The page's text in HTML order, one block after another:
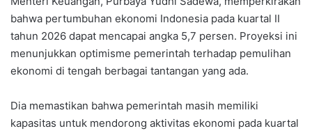
bahwa pertumbuhan ekonomi Indonesia pada kuartal II
tahun 2026 dapat mencapai angka 5,7 persen. Proyeksi ini
menunjukkan optimisme pemerintah terhadap pemulihan
ekonomi di tengah berbagai tantangan yang ada.
Dia memastikan bahwa pemerintah masih memiliki
kapasitas untuk mendorong aktivitas ekonomi pada kuartal